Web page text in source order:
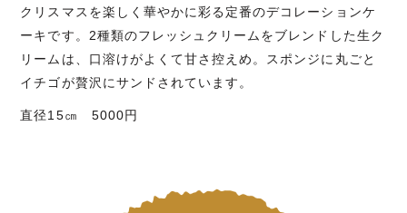
クリスマスを楽しく華やかに彩る定番のデコレーションケ
ーキです。2種類のフレッシュクリームをブレンドした生ク
リームは、口溶けがよくて甘さ控えめ。スポンジに丸ごと
イチゴが贅沢にサンドされています。
直径15㎝ 5000円